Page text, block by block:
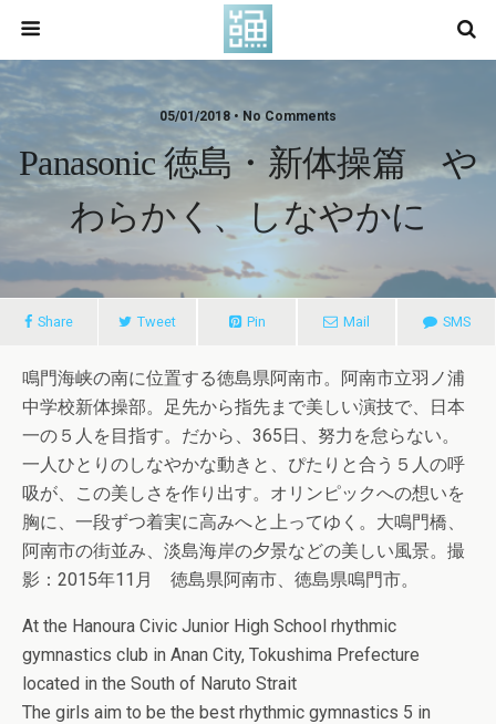
05/01/2018 • No Comments
Panasonic 徳島・新体操篇 や
わらかく、しなやかに
Share Tweet Pin Mail SMS
鳴門海峡の南に位置する徳島県阿南市。阿南市立羽ノ浦
中学校新体操部。足先から指先ま­で美しい演技で、日本
一の５人を目指す。だから、365日、努力を怠らない。
一人ひと­りのしなやかな動きと、ぴたりと合う５人の呼
吸が、この美しさを作り出す。オリンピッ­クへの想いを
胸に、一段ずつ着実に高みへと上ってゆく。大鳴門橋、
阿南市の街並み、淡­島海岸の夕景などの美しい風景。撮
影：2015年11月 徳島県阿南市、徳島県鳴門市。
At the Hanoura Civic Junior High School rhythmic
gymnastics club in Anan City, Tokushima Prefecture
located in the South of Naruto Strait
The girls aim to be the best rhythmic gymnastics 5 in